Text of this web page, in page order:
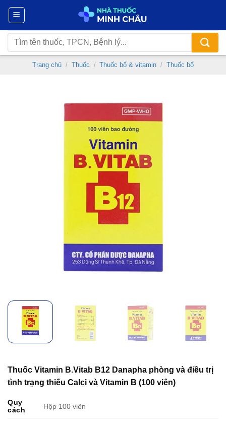
Chuyển
nội
dung
Tìm
kiếm:
Trang chủ / Thuốc / Thuốc bổ & vitamin / Thuốc bổ
Thuốc Vitamin B.Vitab B12 Danapha phòng và điều trị
tình trạng thiếu Calci và Vitamin B (100 viên)
Quy
cách
Hộp 100 viên